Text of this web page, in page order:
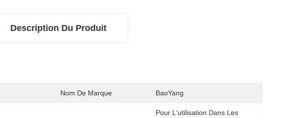
Description Du Produit
Nom De Marque BaoYang
Pour L'utilisation Dans Les